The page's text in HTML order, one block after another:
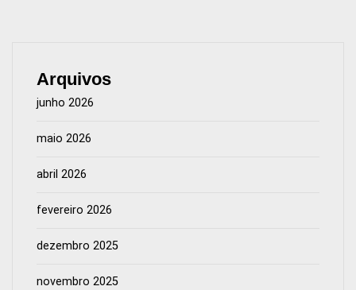
Arquivos
junho 2026
maio 2026
abril 2026
fevereiro 2026
dezembro 2025
novembro 2025